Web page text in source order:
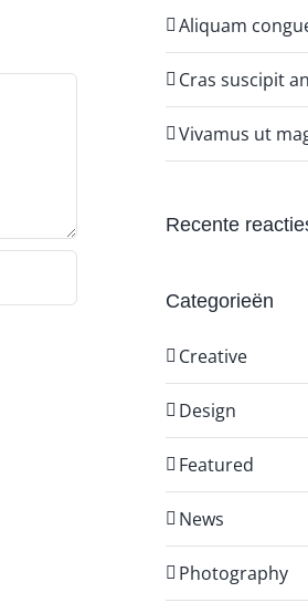
Aliquam
Cras suscipit
Vivamus ut
Recente
Categorieën
Creative
Design
Featured
News
Photography